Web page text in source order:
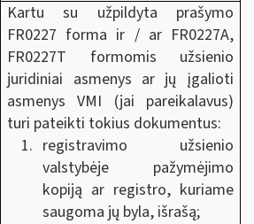
Kartu su užpildyta prašymo
FR0227 forma ir / ar FR0227A,
FR0227T formomis užsienio
juridiniai asmenys ar jų įgalioti
asmenys VMI (jai pareikalavus)
turi pateikti tokius dokumentus:
registravimo užsienio
valstybėje pažymėjimo
kopiją ar registro, kuriame
saugoma jų byla, išrašą;